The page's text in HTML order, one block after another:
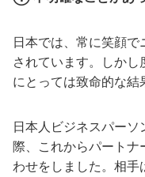
日本では、常に笑顔
されています。しか
にとっては致命的な結
日本人ビジネスパー
際、これからパートナ
わせをしました。相手